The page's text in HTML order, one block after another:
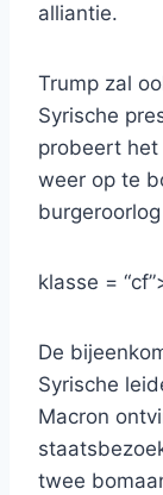
alliantie.
Trump zal
Syrische
probeert het
weer op te
klasse =
De
Syrische
Macron
twee